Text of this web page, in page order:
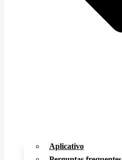
Aplicativo